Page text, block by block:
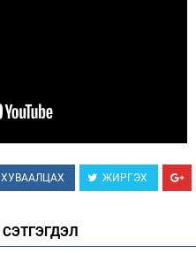
ХУВААЛЦАХ ЖИРГЭХ
СЭТГЭГДЭЛ